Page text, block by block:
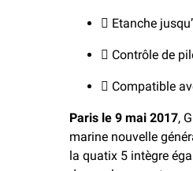
 Etanche
 Contrôle de
 Compatible
Paris le 9 mai 2017,
marine nouvelle
la quatix 5 intègre